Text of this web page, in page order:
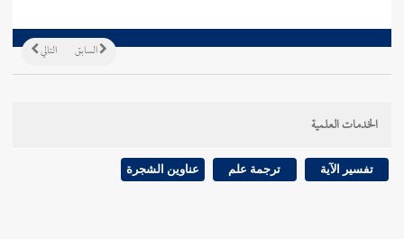
التالي السابق
الخدمات العلمية
تفسير الآية ترجمة علم عناوين الشجرة